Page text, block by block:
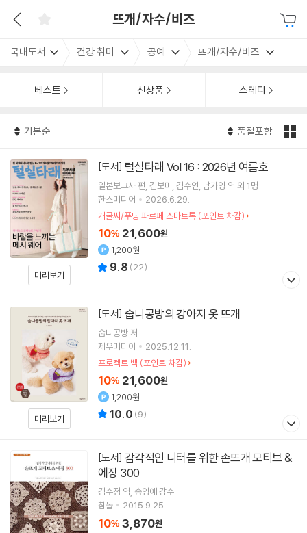
뜨개/자수/비즈
국내도서 건강 취미 공예 뜨개/자수/비즈
베스트 신상품 스테디
기본순 품절포함
미리보기
[도서] 털실타래 Vol.16 : 2026년 여름호
일본보그사 편 김보미 김수연 남가영 역 외 1명
한스미디어
2026.6.29.
개굴씨/푸딩 파르페 스마트톡 (포인트 차감)
10% 21,600원
1,200원
9.8 (22)
미리보기
[도서] 숩니공방의 강아지 옷 뜨개
숩니공방저
제우미디어
2025.12.11.
프로젝트 백 (포인트 차감)
10% 21,600원
1,200원
10.0 (9)
[도서]
에징 300
김수정 역 송영예감수
참돌
2015.9.25.
10% 3,870원